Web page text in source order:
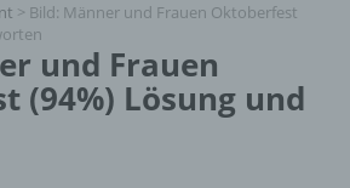
> Bild: Männer und Frauen Oktoberfest
und Frauen
(94%) Lösung und